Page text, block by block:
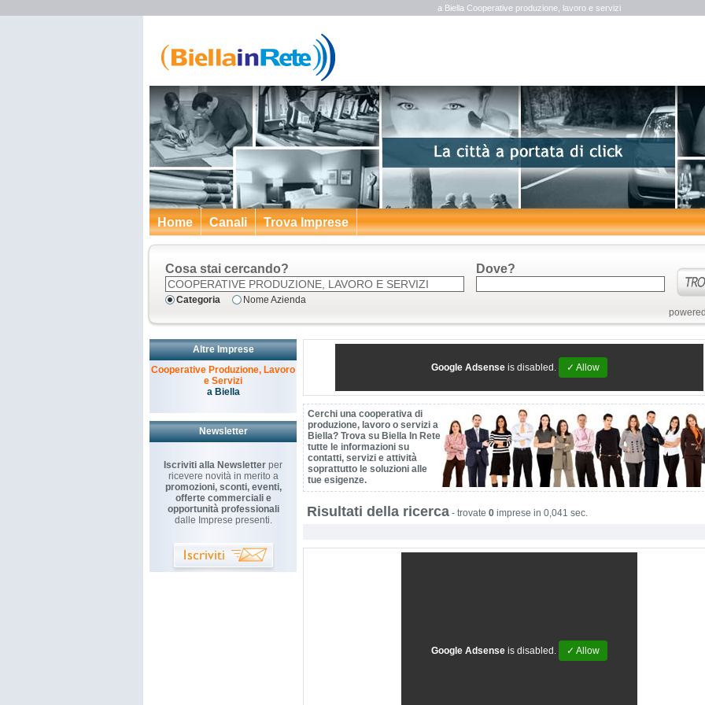
a Biella Cooperative produzione, lavoro e servizi
Home Canali Trova Imprese
Cosa stai cercando?
Categoria Nome Azienda
Dove?
Altre Imprese
Cooperative Produzione, Lavoro
e Servizi
a Biella
Newsletter
Iscriviti alla Newsletter per
ricevere novità in merito a
promozioni, sconti, eventi,
offerte commerciali e
opportunità professionali
dalle Imprese presenti.
Google Adsense is disabled. ✓ Allow
Cerchi una cooperativa di
produzione, lavoro o servizi a
Biella? Trova su Biella In Rete
tutte le informazioni su
contatti, servizi e attività
soprattutto le soluzioni alle
tue esigenze.
Risultati della ricerca - trovate 0 imprese in 0,041 sec.
Google Adsense is disabled. ✓ Allow